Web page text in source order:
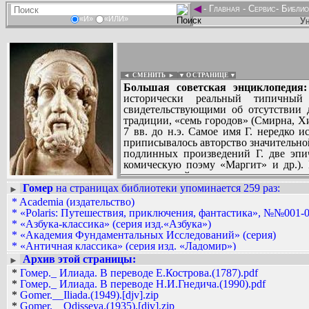
«И» «ИЛИ»
◄- Главная - Сервис-
◄ СМЕНИТЬ ► ▼ О СТРАНИЦЕ ▼
Большая советская энциклопедия:
исторически реальный
свидетельствующими об
традиции, «семь городов» (Смирна,
7 вв. до н.э. Самое имя Г. нередко
приписывалось авторство
подлинных произведений Г. две
комическую поэму «Маргит» и др.).
произведений, составила еще не
Вадим Ершов...
...
СПИСОК НЕКОТОРЫХ
...
► Гомер на страницах библиотеки упоминается 259 раз:
* Academia (издательство)
* «Polaris: Путешествия, приключения, фантастика», №№001-
* «Азбука-классика» (серия изд.«Азбука»)
* «Академия Фундаментальных Исследований» (серия)
* «Античная классика» (серия изд. «Ладомир»)
* «Библиотека античной литературы» (серия)
* «Библиотека всемирной литературы» (серия изд.
* «Библиотека метролога» (серия изд. стандартов)
* «Библиотека мировой литературы для детей» (серия
* «Библиотека по автоматике», 0001-0099
►
Архив этой страницы:
* Гомер._ Илиада. В переводе Е.Кострова.(1787).pdf
* Гомер._ Илиада. В переводе Н.И.Гнедича.(1990).pdf
* Gomer.__Iliada.(1949).[djv].zip
* Gomer.__Odisseya.(1935).[djv].zip